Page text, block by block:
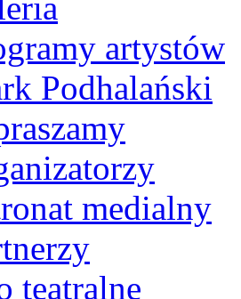
artystów
Podhalański
medialny
teatralne